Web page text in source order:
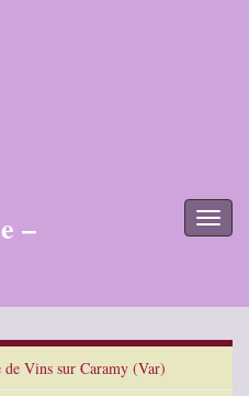
–
Vins sur Caramy (Var)